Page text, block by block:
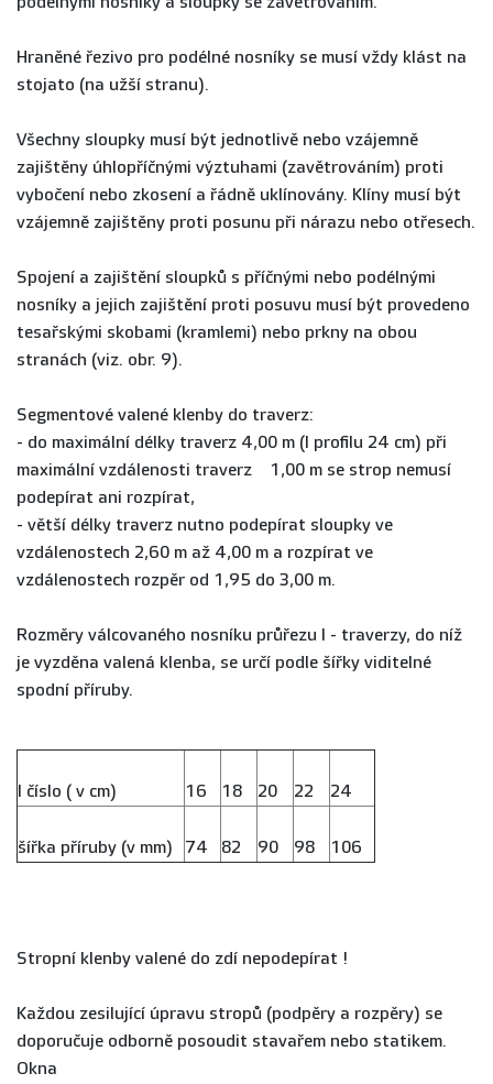
Hraněné řezivo pro podélné nosníky se musí vždy klást na
stojato (na užší stranu).
Všechny sloupky musí být jednotlivě nebo vzájemně
zajištěny úhlopříčnými výztuhami (zavětrováním) proti
vybočení nebo zkosení a řádně uklínovány. Klíny musí být
vzájemně zajištěny proti posunu při nárazu nebo otřesech.
Spojení a zajištění sloupků s příčnými nebo podélnými
nosníky a jejich zajištění proti posuvu musí být provedeno
tesařskými skobami (kramlemi) nebo prkny na obou
stranách (viz. obr. 9).
Segmentové valené klenby do traverz:
- do maximální délky traverz 4,00 m (I profilu 24 cm) při
maximální vzdálenosti traverz 1,00 m se strop nemusí
podepírat ani rozpírat,
- větší délky traverz nutno podepírat sloupky ve
vzdálenostech 2,60 m až 4,00 m a rozpírat ve
vzdálenostech rozpěr od 1,95 do 3,00 m.
Rozměry válcovaného nosníku průřezu I - traverzy, do níž
je vyzděna valená klenba, se určí podle šířky viditelné
spodní příruby.
I číslo ( v cm) 16 18 20 22 24
šířka příruby (v mm) 74 82 90 98 106
Stropní klenby valené do zdí nepodepírat !
Každou zesilující úpravu stropů (podpěry a rozpěry) se
doporučuje odborně posoudit stavařem nebo statikem.
Okna